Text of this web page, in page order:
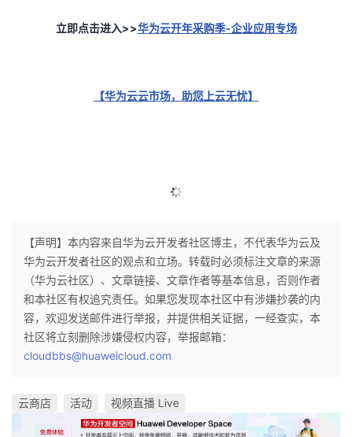
立即点击进入>>华为云开年采购季-企业应用专场
【华为云云市场，助您上云无忧】
【声明】本内容来自华为云开发者社区博主，不代表华为云及
华为云开发者社区的观点和立场。转载时必须标注文章的来源
（华为云社区）、文章链接、文章作者等基本信息，否则作者
和本社区有权追究责任。如果您发现本社区中有涉嫌抄袭的内
容，欢迎发送邮件进行举报，并提供相关证据，一经查实，本
社区将立刻删除涉嫌侵权内容，举报邮箱：
cloudbbs@huaweicloud.com
云商店 活动 视频直播 Live